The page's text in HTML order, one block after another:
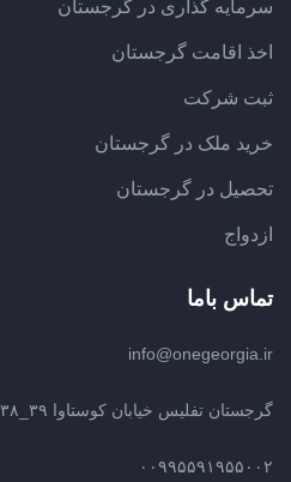
سرمایه گذاری در گرجستان
اخذ اقامت گرجستان
ثبت شرکت
خرید ملک در گرجستان
تحصیل در گرجستان
ازدواج
تماس باما
info@onegeorgia.ir
گرجستان تفلیس خیابان کوستاوا ۳۹_۳۸ جنب فیلارمونیا
۰۰۹۹۵۵۹۱۹۵۵۰۰۲